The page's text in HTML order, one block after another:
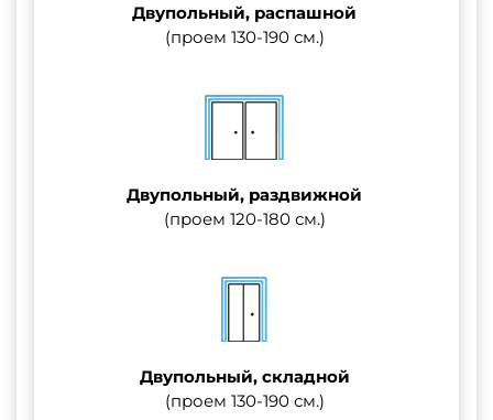
Двупольный, распашной
(проем 130-190 см.)
Двупольный, раздвижной
(проем 120-180 см.)
Двупольный, складной
(проем 130-190 см.)